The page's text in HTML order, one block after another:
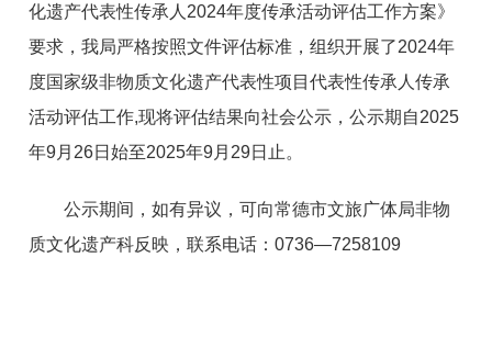
化遗产代表性传承人2024年度传承活动评估工作方案》
要求，我局严格按照文件评估标准，组织开展了2024年
度国家级非物质文化遗产代表性项目代表性传承人传承
活动评估工作,现将评估结果向社会公示，公示期自2025
年9月26日始至2025年9月29日止。
公示期间，如有异议，可向常德市文旅广体局非物
质文化遗产科反映，联系电话：0736—7258109